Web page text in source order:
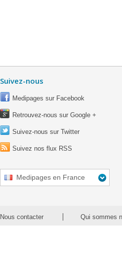
Suivez-nous
Medipages sur Facebook
Retrouvez-nous sur Google +
Suivez-nous sur Twitter
Suivez nos flux RSS
Medipages en France
Nous contacter Qui sommes